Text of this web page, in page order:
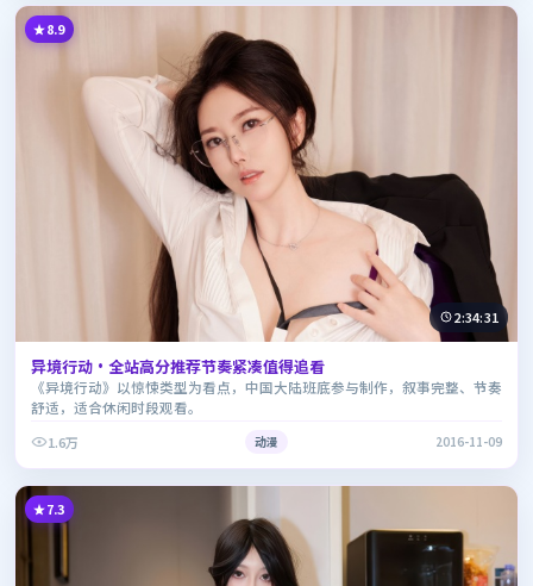
8.9
2:34:31
异境行动·全站高分推荐节奏紧凑值得追看
《异境行动》以惊悚类型为看点，中国大陆班底参与制作，叙事完整、节奏
舒适，适合休闲时段观看。
1.6万
动漫 2016-11-09
7.3